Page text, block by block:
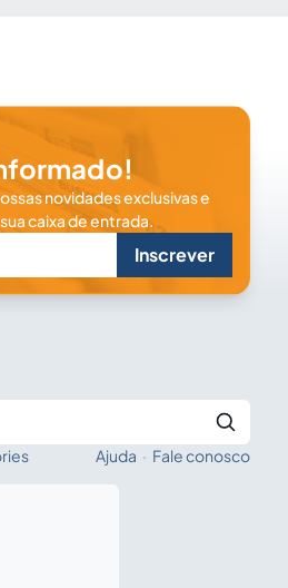
novidades exclusivas e
caixa de entrada.
Inscrever
Ajuda · Fale conosco